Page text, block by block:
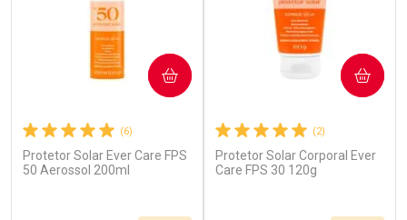
(6)
Protetor Solar Ever Care FPS
50 Aerossol 200ml
COMPRAR
(2)
Protetor Solar Corporal Ever
Care FPS 30 120g
COMPRAR